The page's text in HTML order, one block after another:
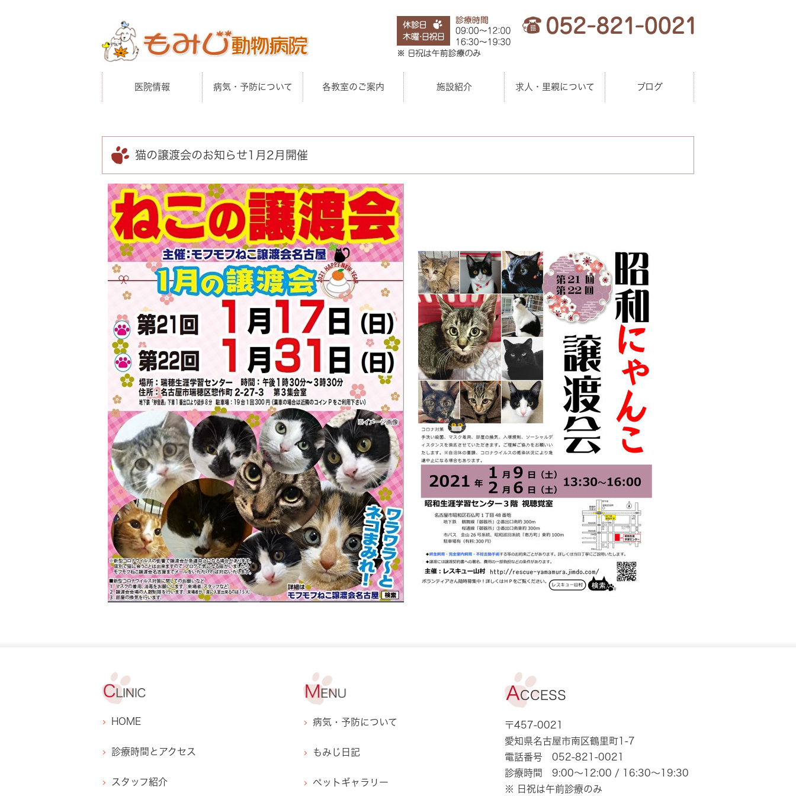
医院情報 病気・予防について 各教室のご案内 施設紹介 求人・里親について ブログ
猫の譲渡会のお知らせ1月2月開催
HOME
診療時間とアクセス
スタッフ紹介
病気・予防について
もみじ日記
ペットギャラリー
〒457-0021
愛知県名古屋市南区鶴里町1-7
電話番号 052-821-0021
診療時間 9:00～12:00 / 16:30～19:30
※ 日祝は午前診療のみ